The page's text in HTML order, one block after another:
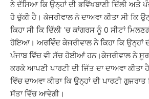
ਨੇ ਦੱਸਿਆ ਕਿ ਉਨ੍ਹਾਂ ਦੀ ਭਵਿੱਖਬਾਣੀ ਦਿੱਲੀ ਅਤੇ
ਹੋ ਚੁੱਕੀ ਹੈ। ਕੇਜਰੀਵਾਲ ਨੇ ਦਾਅਵਾ ਕੀਤਾ ਸੀ ਕਿ
ਕਿਹਾ ਸੀ ਕਿ ਦਿੱਲੀ ‘ਚ ਕਾਂਗਰਸ ਨੂੰ 0 ਸੀਟਾਂ
ਹੋਇਆ। ਅਰਵਿੰਦ ਕੇਜਰੀਵਾਲ ਨੇ ਕਿਹਾ ਕਿ
ਪੰਜਾਬ ਵਿੱਚ ਵੀ ਸੱਚ ਹੋਈਆਂ ਹਨ।ਕੇਜਰੀਵਾਲ ਨੇ
ਕਰਕੇ ਆਪਣੀ ਪਾਰਟੀ ਦੀ ਜਿੱਤ ਦਾ ਦਾਅਵਾ ਕੀਤਾ
ਵਿੱਚ ਦਾਅਵਾ ਕੀਤਾ ਕਿ ਉਨ੍ਹਾਂ ਦੀ ਪਾਰਟੀ
ਸੱਤਾ ਵਿੱਚ ਆਵੇਗੀ।